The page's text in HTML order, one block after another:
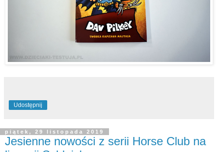
Udostępnij
piątek, 29 listopada 2019
Jesienne nowości z serii Horse Club na